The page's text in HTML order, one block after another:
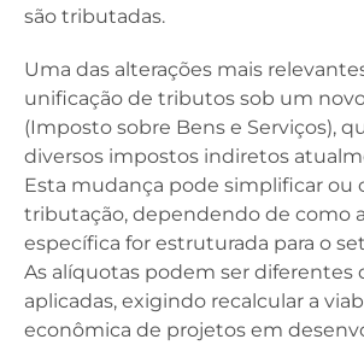
são tributadas.
Uma das alterações mais
unificação de tributos sob um
(Imposto sobre Bens e Serviços),
diversos impostos indiretos
Esta mudança pode simplificar ou
tributação, dependendo de como
específica for estruturada para o
As alíquotas podem ser diferentes
aplicadas, exigindo recalcular a
econômica de projetos em